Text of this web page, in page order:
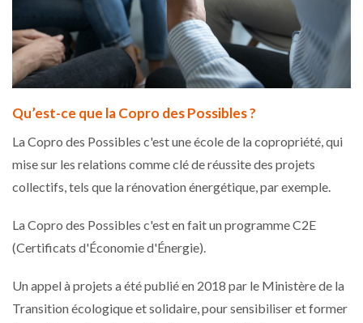
Qu’est-ce que la Copro des Possibles ?
La Copro des Possibles c'est une école de la copropriété, qui
mise sur les relations comme clé de réussite des projets
collectifs, tels que la rénovation énergétique, par exemple.
La Copro des Possibles c'est en fait un programme C2E
(Certificats d'Économie d'Énergie).
Un appel à projets a été publié en 2018 par le Ministère de la
Transition écologique et solidaire, pour sensibiliser et former